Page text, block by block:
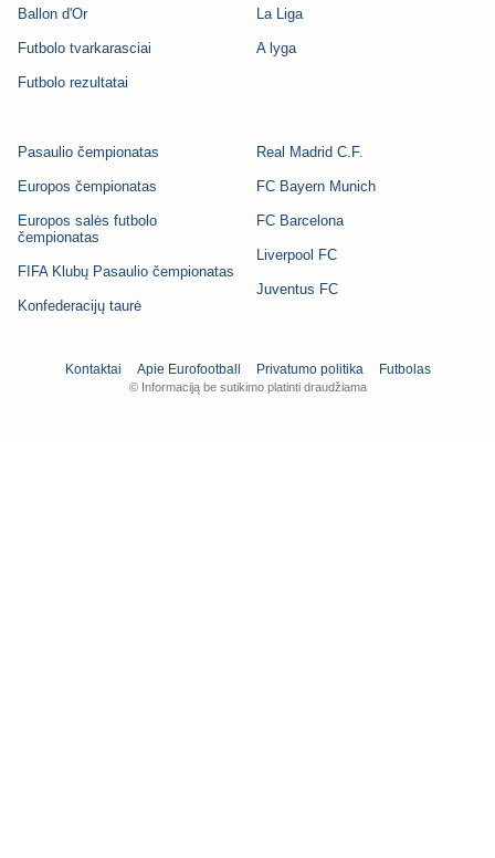
Ballon d'Or
Futbolo tvarkarasciai
Futbolo rezultatai
La Liga
A lyga
Pasaulio čempionatas
Europos čempionatas
Europos salės futbolo
čempionatas
FIFA Klubų Pasaulio čempionatas
Konfederacijų taurė
Real Madrid C.F.
FC Bayern Munich
FC Barcelona
Liverpool FC
Juventus FC
Kontaktai Apie Eurofootball Privatumo politika Futbolas
© Informaciją be sutikimo platinti draudžiama